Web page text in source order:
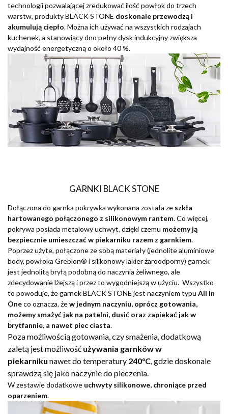
technologii pozwalającej zredukować ilość powłok do trzech
warstw, produkty BLACK STONE doskonale przewodzą i
akumulują ciepło. Można ich używać na wszystkich rodzajach
kuchenek, a stanowiący dno pełny dysk indukcyjny zwiększa
wydajność energetyczną o około 40 %.
GARNKI BLACK STONE
Dołączona do garnka pokrywka wykonana została ze szkła
hartowanego połączonego z silikonowym rantem. Co więcej,
pokrywa posiada metalowy uchwyt, dzięki czemu możemy ją
bezpiecznie umieszczać w piekarniku razem z garnkiem.
Poprzez użyte, połączone ze sobą materiały (jednolite aluminiowe
body, powłoka Greblon® i silikonowy lakier żaroodporny) garnek
jest jednolitą bryłą podobną do naczynia żeliwnego, ale
zdecydowanie lżejszą i przez to wygodniejszą w użyciu. Wszystko
to powoduje, że garnek BLACK STONE jest naczyniem typu All In
Oneco oznacza, żew jednym naczyniu, oprócz gotowania,
możemy smażyć jak na patelni, dusić oraz zapiekać jak w
brytfannie, a nawet piec ciasta.
Poza możliwością gotowania, czy smażenia, dodatkową
zaletą jest możliwość używania garnków w
piekarniku nawet do temperatury 240°C , gdzie doskonale
sprawdzą się jako naczynie do pieczenia.
W zestawie dodatkowe uchwyty silikonowe, chroniące przed
oparzeniem.